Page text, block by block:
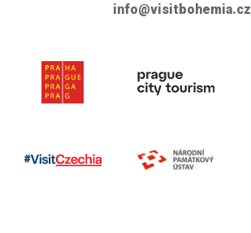
info@visitbohemia.cz